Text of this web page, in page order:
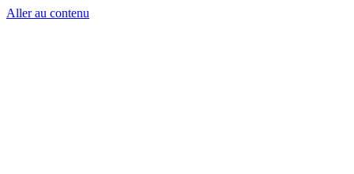
Aller au contenu